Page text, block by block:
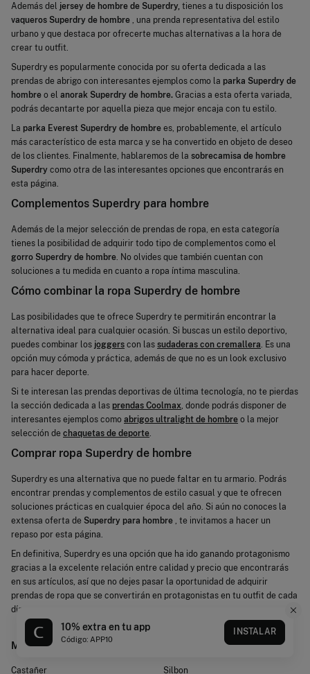
Además del jersey de hombre de Superdry, tienes a tu disposición los
vaqueros Superdry de hombre , una prenda representativa del estilo
urbano y que destaca por ofrecerte muchas alternativas a la hora de
crear tu outfit.
Superdry es popularmente conocida por su oferta dedicada a las
prendas de abrigo con interesantes ejemplos como la parka Superdry de
hombre o el anorak Superdry de hombre. Gracias a esta oferta variada,
podrás decantarte por aquella pieza que mejor encaja con tu estilo.
La parka Everest Superdry de hombre es, probablemente, el artículo
más característico de esta marca y se ha convertido en objeto de deseo
de los clientes. Finalmente, hablaremos de la sobrecamisa de hombre
Superdry como otra de las interesantes opciones que encontrarás en
esta página.
Complementos Superdry para hombre
Además de la mejor selección de prendas de ropa, en esta categoría
tienes la posibilidad de adquirir todo tipo de complementos como el
gorro Superdry de hombre. No olvides que también cuentan con
soluciones a tu medida en cuanto a ropa íntima masculina.
Cómo combinar la ropa Superdry de hombre
Las posibilidades que te ofrece Superdry te permitirán encontrar la
alternativa ideal para cualquier ocasión. Si buscas un estilo deportivo,
puedes combinar los joggers con las sudaderas con cremallera. Es una
opción muy cómoda y práctica, además de que no es un look exclusivo
para hacer deporte.
Si te interesan las prendas deportivas de última tecnología, no te pierdas
la sección dedicada a las prendas Coolmax, donde podrás disponer de
interesantes ejemplos como abrigos ultralight de hombre o la mejor
selección de chaquetas de deporte.
Comprar ropa Superdry de hombre
Superdry es una alternativa que no puede faltar en tu armario. Podrás
encontrar prendas y complementos de estilo casual y que te ofrecen
soluciones prácticas en cualquier época del año. Si aún no conoces la
extensa oferta de Superdry para hombre , te invitamos a hacer un
repaso por esta página.
En definitiva, Superdry es una opción que ha ido ganando protagonismo
gracias a la excelente relación entre calidad y precio que encontrarás
en sus artículos, así que no dejes pasar la oportunidad de adquirir
prendas de ropa que se convertirán en protagonistas en tu outfit de cada
día.
Marcas más visitadas
Castañer Silbon
10% extra en tu app
Código: APP10
INSTALAR